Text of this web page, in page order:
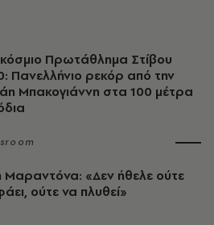
Πρωτάθλημα Στίβου
Πανελλήνιο ρεκόρ από την
Μπακογιάννη στα 100 μέτρα
Μαραντόνα: «Δεν ήθελε ούτε
ούτε να πλυθεί»